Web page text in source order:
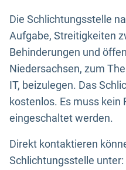
Die Schlichtungsstelle
Aufgabe, Streitigkeiten
Behinderungen und
Niedersachsen, zum
IT, beizulegen. Das
kostenlos. Es muss kein
eingeschaltet werden.
Direkt kontaktieren
Schlichtungsstelle unter: